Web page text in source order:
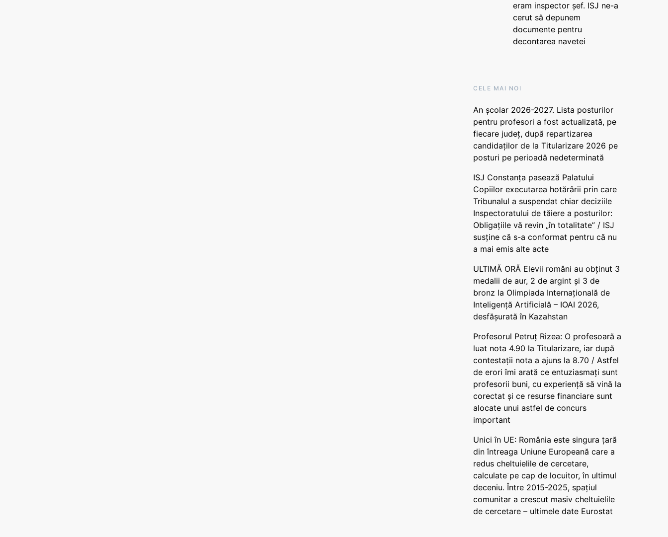
eram inspector șef. ISJ ne-a
cerut să depunem
documente pentru
decontarea navetei
CELE MAI NOI
An școlar 2026-2027. Lista posturilor
pentru profesori a fost actualizată, pe
fiecare județ, după repartizarea
candidaților de la Titularizare 2026 pe
posturi pe perioadă nedeterminată
ISJ Constanța pasează Palatului
Copiilor executarea hotărârii prin care
Tribunalul a suspendat chiar deciziile
Inspectoratului de tăiere a posturilor:
Obligațiile vă revin „în totalitate” / ISJ
susține că s-a conformat pentru că nu
a mai emis alte acte
ULTIMĂ ORĂ Elevii români au obținut 3
medalii de aur, 2 de argint și 3 de
bronz la Olimpiada Internațională de
Inteligență Artificială – IOAI 2026,
desfășurată în Kazahstan
Profesorul Petruț Rizea: O profesoară a
luat nota 4.90 la Titularizare, iar după
contestații nota a ajuns la 8.70 / Astfel
de erori îmi arată ce entuziasmați sunt
profesorii buni, cu experiență să vină la
corectat și ce resurse financiare sunt
alocate unui astfel de concurs
important
Unici în UE: România este singura țară
din întreaga Uniune Europeană care a
redus cheltuielile de cercetare,
calculate pe cap de locuitor, în ultimul
deceniu. Între 2015-2025, spațiul
comunitar a crescut masiv cheltuielile
de cercetare – ultimele date Eurostat